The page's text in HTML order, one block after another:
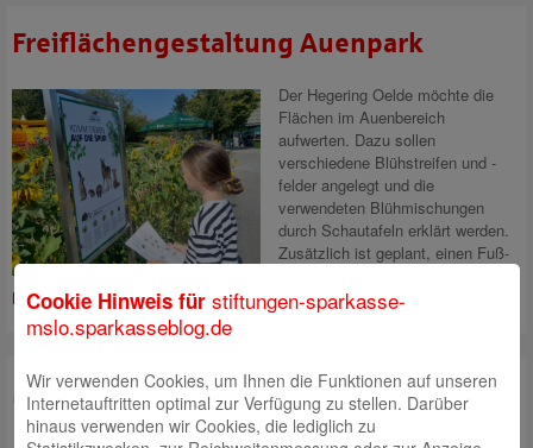
Freiflächengestaltung Auenpark
Der Hegering Oelde möchte die
Flächen im Auenbereich
aufwerten. Dazu sollen
verschiedene Blühstreifen und -
felder angelegt und die
verwendeten Blühmischungen
durch Schautafeln erklärt werden.
Zusätzlich ist geplant, einen Fuß-
lesen
Mobiler Waldlehrpfad
Cookie Hinweis für stiftungen-sparkasse-
mslo.sparkasseblog.de
Wir verwenden Cookies, um Ihnen die Funktionen auf unseren
Internetauftritten optimal zur Verfügung zu stellen. Darüber
hinaus verwenden wir Cookies, die lediglich zu